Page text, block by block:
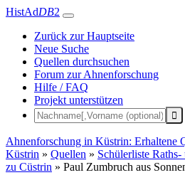
HistAdDB2
Zurück zur Hauptseite
Neue Suche
Quellen durchsuchen
Forum zur Ahnenforschung
Hilfe / FAQ
Projekt unterstützen
Ahnenforschung in Küstrin: Erhaltene
Küstrin » Quellen » Schülerliste
zu Cüstrin » Paul Zumbruch aus